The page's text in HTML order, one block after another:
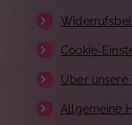
Cookie-
Über unsere
Allgemeine